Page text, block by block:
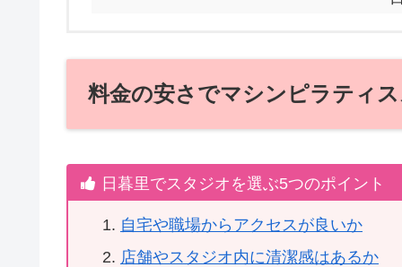
料金の安さでマシンピラティ
日暮里でスタジオを選ぶ5つのポイント
自宅や職場からアクセスが良いか
店舗やスタジオ内に清潔感はあるか